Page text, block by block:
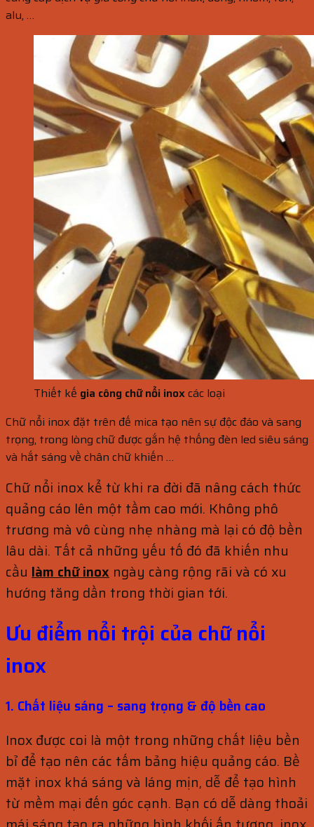
alu, …
Thiết kế gia công chữ nổi inoxcác loại
Chữ nổi inox đặt trên đế mica tạo nên sự độc đáo và sang
trọng, trong lòng chữ được gắn hệ thống đèn led siêu sáng
và hắt sáng về chân chữ khiến …
Chữ nổi inox kể từ khi ra đời đã nâng cách thức
quảng cáo lên một tầm cao mới. Không phô
trương mà vô cùng nhẹ nhàng mà lại có độ bền
lâu dài. Tất cả những yếu tố đó đã khiến nhu
cầu làm chữ inox ngày càng rộng rãi và có xu
hướng tăng dần trong thời gian tới.
Ưu điểm nổi trội của chữ nổi
inox
1. Chất liệu sáng – sang trọng & độ bền cao
Inox được coi là một trong những chất liệu bền
bỉ để tạo nên các tấm bảng hiệu quảng cáo. Bề
mặt inox khá sáng và láng mịn, dễ để tạo hình
từ mềm mại đến góc cạnh. Bạn có dễ dàng thoải